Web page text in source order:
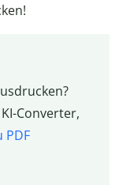
Converter,
PDF